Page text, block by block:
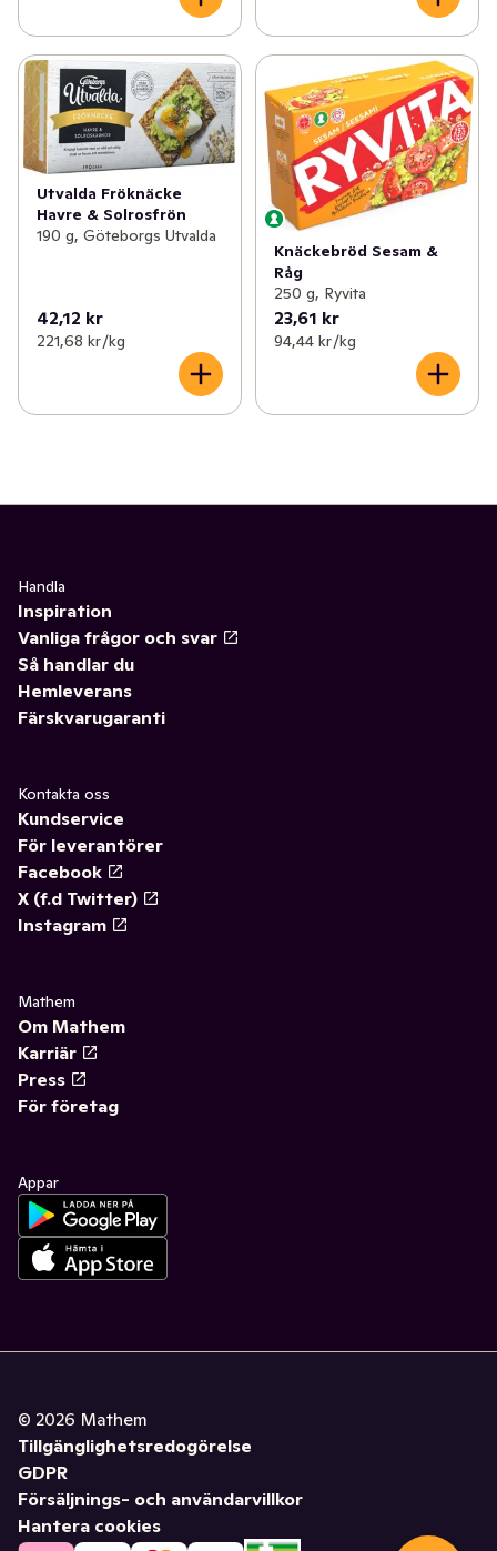
Utvalda Fröknäcke
Havre & Solrosfrön
190 g, Göteborgs Utvalda
42,12 kr
221,68 kr /kg
Knäckebröd Sesam &
Råg
250 g, Ryvita
23,61 kr
94,44 kr /kg
Handla
Inspiration
Vanliga frågor och svar
Så handlar du
Hemleverans
Färskvarugaranti
Kontakta oss
Kundservice
För leverantörer
Facebook
X (f.d Twitter)
Instagram
Mathem
Om Mathem
Karriär
Press
För företag
Appar
© 2026 Mathem
Tillgänglighetsredogörelse
GDPR
Försäljnings- och användarvillkor
Hantera cookies